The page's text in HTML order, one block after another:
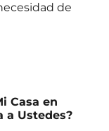
de
Casa en
a Ustedes?